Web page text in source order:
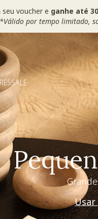
seu voucher e ganhe até
*Válido por tempo limitado,
SALE
Usar